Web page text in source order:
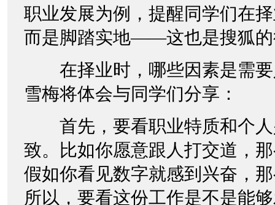
职业发展为例，提醒同学们在
而是脚踏实地——这也是搜狐的
在择业时，哪些因素是需要
雪梅将体会与同学们分享：
首先，要看职业特质和个人
致。比如你愿意跟人打交道，
假如你看见数字就感到兴奋，
所以，要看这份工作是不是能